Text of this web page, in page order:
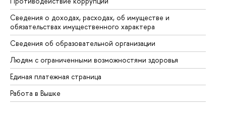
Сведения о доходах, расходах, об имуществе и
обязательствах имущественного характера
Сведения об образовательной организации
Людям с ограниченными возможностями здоровья
Единая платежная страница
Работа в Вышке